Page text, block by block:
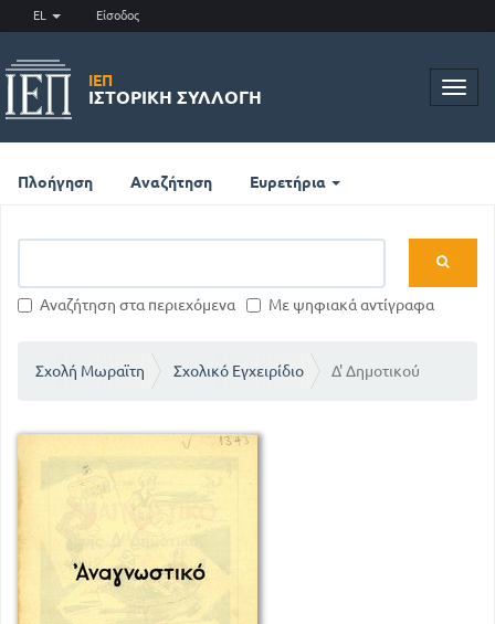
EL Είσοδος
ΙΕΠ
ΙΣΤΟΡΙΚΉ ΣΥΛΛΟΓΉ
Πλοήγηση Αναζήτηση Ευρετήρια
Αναζήτηση στα περιεχόμενα Με ψηφιακά αντίγραφα
Σχολή Μωραϊτη Σχολικό Εγχειρίδιο Δ' Δημοτικού